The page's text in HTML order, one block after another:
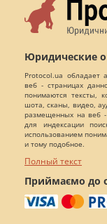
Юридические
Protocol.ua обладает
веб - страницах
понимаются тексты,
шота, сканы, видео,
размещенных на веб -
для индексации
использованием
и тому подобное.
Полный текст
Приймаємо до